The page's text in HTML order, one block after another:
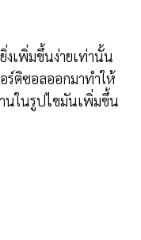
เพิ่มขึ้นง่ายเท่านั้น
อร์ติซอลออกมาทำให้
นในรูปไขมันเพิ่มขึ้น